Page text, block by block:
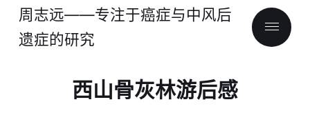
周志远——专注于癌症与中风后
遗症的研究
西山骨灰林游后感